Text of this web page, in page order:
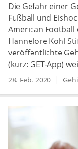
Die Gefahr einer
Fußball und
American Football
Hannelore Kohl
veröffentlichte
(kurz: GET-App)
28. Feb. 2020